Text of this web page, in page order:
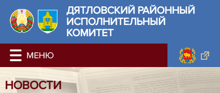
ДЯТЛОВСКИЙ РАЙОННЫЙ
ИСПОЛНИТЕЛЬНЫЙ
КОМИТЕТ
НОВОСТИ